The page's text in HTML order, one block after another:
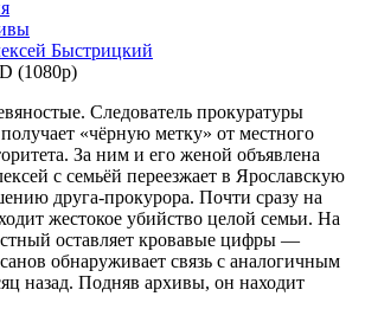
Быстрицкий
(1080p)
Следователь прокуратуры
«чёрную метку» от местного
За ним и его женой объявлена
с семьёй переезжает в Ярославскую
друга-прокурора. Почти сразу на
жестокое убийство целой семьи. На
оставляет кровавые цифры —
обнаруживает связь с аналогичным
назад. Подняв архивы, он находит